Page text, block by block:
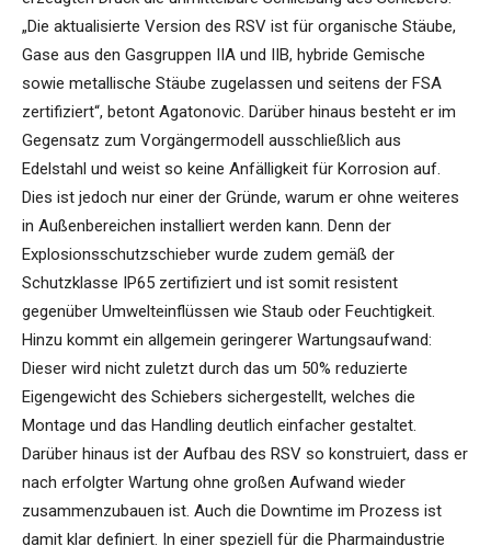
„Die aktualisierte Version des RSV ist für organische Stäube,
Gase aus den Gasgruppen IIA und IIB, hybride Gemische
sowie metallische Stäube zugelassen und seitens der FSA
zertifiziert“, betont Agatonovic. Darüber hinaus besteht er im
Gegensatz zum Vorgängermodell ausschließlich aus
Edelstahl und weist so keine Anfälligkeit für Korrosion auf.
Dies ist jedoch nur einer der Gründe, warum er ohne weiteres
in Außenbereichen installiert werden kann. Denn der
Explosionsschutzschieber wurde zudem gemäß der
Schutzklasse IP65 zertifiziert und ist somit resistent
gegenüber Umwelteinflüssen wie Staub oder Feuchtigkeit.
Hinzu kommt ein allgemein geringerer Wartungsaufwand:
Dieser wird nicht zuletzt durch das um 50% reduzierte
Eigengewicht des Schiebers sichergestellt, welches die
Montage und das Handling deutlich einfacher gestaltet.
Darüber hinaus ist der Aufbau des RSV so konstruiert, dass er
nach erfolgter Wartung ohne großen Aufwand wieder
zusammenzubauen ist. Auch die Downtime im Prozess ist
damit klar definiert. In einer speziell für die Pharmaindustrie